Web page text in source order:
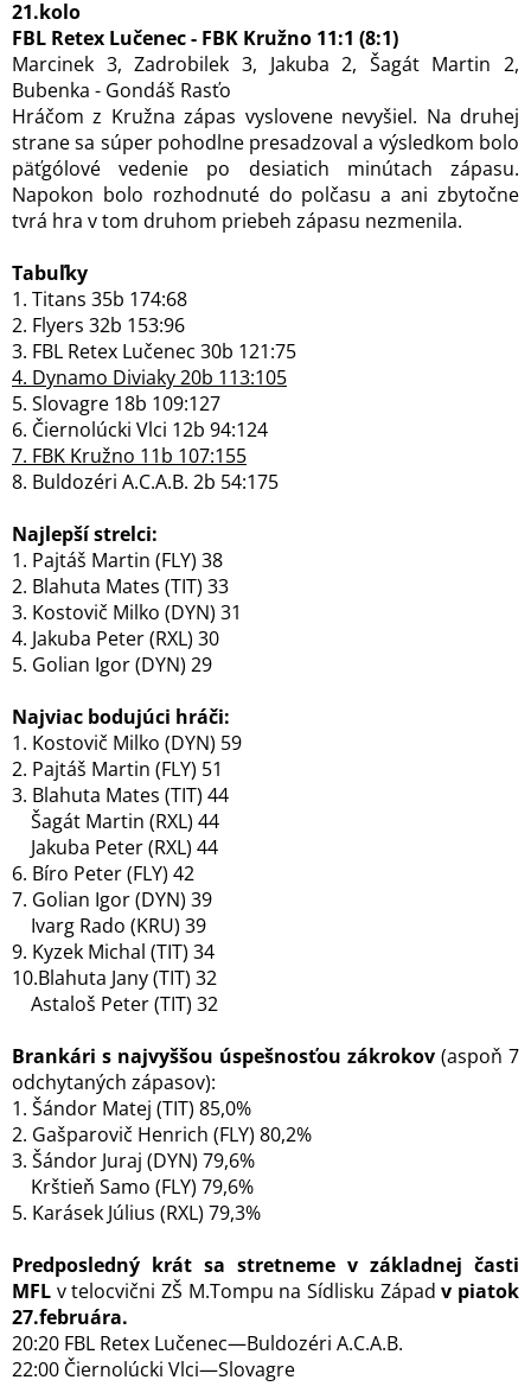
21.kolo
FBL Retex Lučenec - FBK Kružno 11:1 (8:1)
Marcinek 3, Zadrobilek 3, Jakuba 2, Šagát Martin 2,
Bubenka - Gondáš Rasťo
Hráčom z Kružna zápas vyslovene nevyšiel. Na druhej
strane sa súper pohodlne presadzoval a výsledkom bolo
päťgólové vedenie po desiatich minútach zápasu.
Napokon bolo rozhodnuté do polčasu a ani zbytočne
tvrá hra v tom druhom priebeh zápasu nezmenila.
Tabuľky
1. Titans 35b 174:68
2. Flyers 32b 153:96
3. FBL Retex Lučenec 30b 121:75
4. Dynamo Diviaky 20b 113:105
5. Slovagre 18b 109:127
6. Čiernolúcki Vlci 12b 94:124
7. FBK Kružno 11b 107:155
8. Buldozéri A.C.A.B. 2b 54:175
Najlepší strelci:
1. Pajtáš Martin (FLY) 38
2. Blahuta Mates (TIT) 33
3. Kostovič Milko (DYN) 31
4. Jakuba Peter (RXL) 30
5. Golian Igor (DYN) 29
Najviac bodujúci hráči:
1. Kostovič Milko (DYN) 59
2. Pajtáš Martin (FLY) 51
3. Blahuta Mates (TIT) 44
Šagát Martin (RXL) 44
Jakuba Peter (RXL) 44
6. Bíro Peter (FLY) 42
7. Golian Igor (DYN) 39
Ivarg Rado (KRU) 39
9. Kyzek Michal (TIT) 34
10.Blahuta Jany (TIT) 32
Astaloš Peter (TIT) 32
Brankári s najvyššou úspešnosťou zákrokov (aspoň 7
odchytaných zápasov):
1. Šándor Matej (TIT) 85,0%
2. Gašparovič Henrich (FLY) 80,2%
3. Šándor Juraj (DYN) 79,6%
Krštieň Samo (FLY) 79,6%
5. Karásek Július (RXL) 79,3%
Predposledný krát sa stretneme v základnej časti
MFL v telocvični ZŠ M.Tompu na Sídlisku Západv piatok
27.februára.
20:20 FBL Retex Lučenec—Buldozéri A.C.A.B.
22:00 Čiernolúcki Vlci—Slovagre